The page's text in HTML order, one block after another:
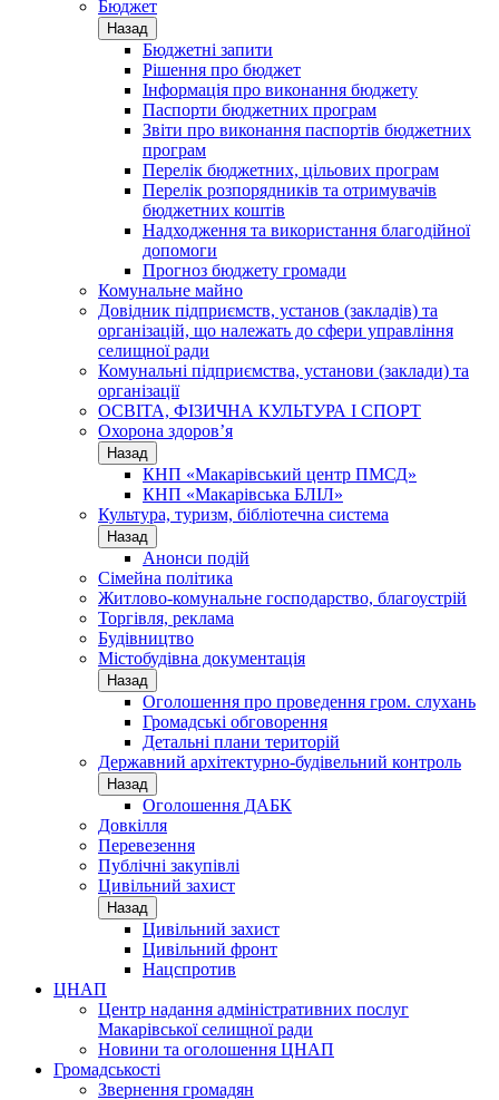
Бюджет
Назад
Бюджетні запити
Рішення про бюджет
Інформація про виконання бюджету
Паспорти бюджетних програм
Звіти про виконання паспортів бюджетних
програм
Перелік бюджетних, цільових програм
Перелік розпорядників та отримувачів
бюджетних коштів
Надходження та використання благодійної
допомоги
Прогноз бюджету громади
Комунальне майно
Довідник підприємств, установ (закладів) та
організацій, що належать до сфери управління
селищної ради
Комунальні підприємства, установи (заклади) та
організації
ОСВІТА, ФІЗИЧНА КУЛЬТУРА І СПОРТ
Охорона здоров’я
Назад
КНП «Макарівський центр ПМСД»
КНП «Макарівська БЛІЛ»
Культура, туризм, бібліотечна система
Назад
Анонси подій
Сімейна політика
Житлово-комунальне господарство, благоустрій
Торгівля, реклама
Будівництво
Містобудівна документація
Назад
Оголошення про проведення гром. слухань
Громадські обговорення
Детальні плани територій
Державний архітектурно-будівельний контроль
Назад
Оголошення ДАБК
Довкілля
Перевезення
Публічні закупівлі
Цивільний захист
Назад
Цивільний захист
Цивільний фронт
Нацспротив
ЦНАП
Центр надання адміністративних послуг
Макарівської селищної ради
Новини та оголошення ЦНАП
Громадськості
Звернення громадян